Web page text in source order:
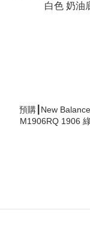
預購┃New
M1906RQ 1906 綠